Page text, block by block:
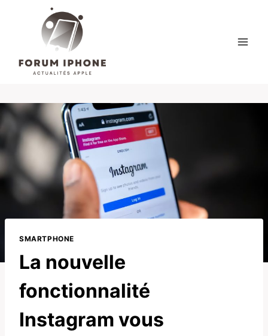
SMARTPHONE
La nouvelle
fonctionnalité
Instagram vous